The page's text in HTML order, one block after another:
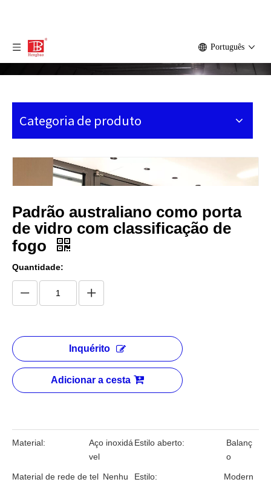
Português
Categoria de produto
Padrão australiano como porta
de vidro com classificação de
fogo
Quantidade:
Inquérito
Adicionar a cesta
Material:
Aço inoxidá
vel
Estilo aberto:
Balanç
o
Material de rede de tel Nenhu
Estilo:
Modern